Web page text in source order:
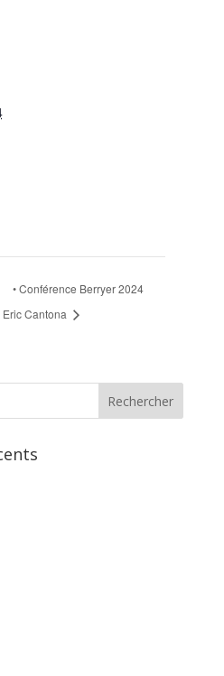
• Conférence Berryer 2024
Eric Cantona